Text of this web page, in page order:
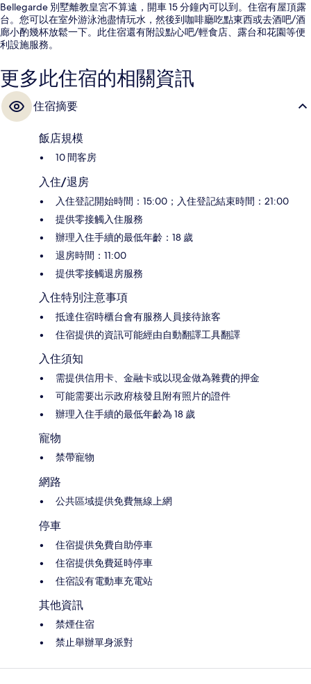
Bellegarde 別墅離教皇宮不算遠，開車 15 分鐘內可以到。住宿有屋頂露
台。您可以在室外游泳池盡情玩水，然後到咖啡廳吃點東西或去酒吧/酒
廊小酌幾杯放鬆一下。此住宿還有附設點心吧/輕食店、露台和花園等便
利設施服務。
更多此住宿的相關資訊
住宿摘要
飯店規模
10 間客房
入住/退房
入住登記開始時間：15:00；入住登記結束時間：21:00
提供零接觸入住服務
辦理入住手續的最低年齡：18 歲
退房時間：11:00
提供零接觸退房服務
入住特別注意事項
抵達住宿時櫃台會有服務人員接待旅客
住宿提供的資訊可能經由自動翻譯工具翻譯
入住須知
需提供信用卡、金融卡或以現金做為雜費的押金
可能需要出示政府核發且附有照片的證件
辦理入住手續的最低年齡為 18 歲
寵物
禁帶寵物
網路
公共區域提供免費無線上網
停車
住宿提供免費自助停車
住宿提供免費延時停車
住宿設有電動車充電站
其他資訊
禁煙住宿
禁止舉辦單身派對